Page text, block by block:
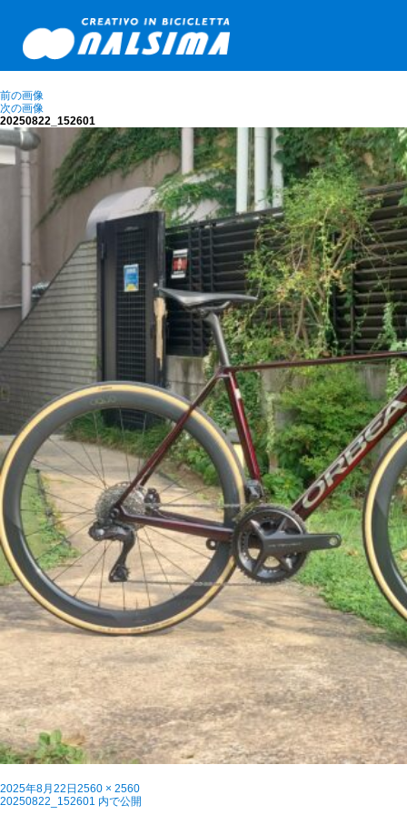
前の画像
次の画像
20250822_152601
投
稿
2025年8月22日 フ
ル
2560 × 2560
投
20250822_152601 内で公開